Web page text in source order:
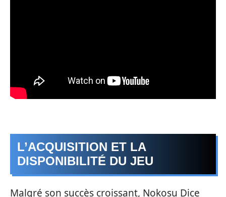
L’ACQUISITION ET LA
DISPONIBILITÉ DU JEU
Malgré son succès croissant, Nokosu Dice